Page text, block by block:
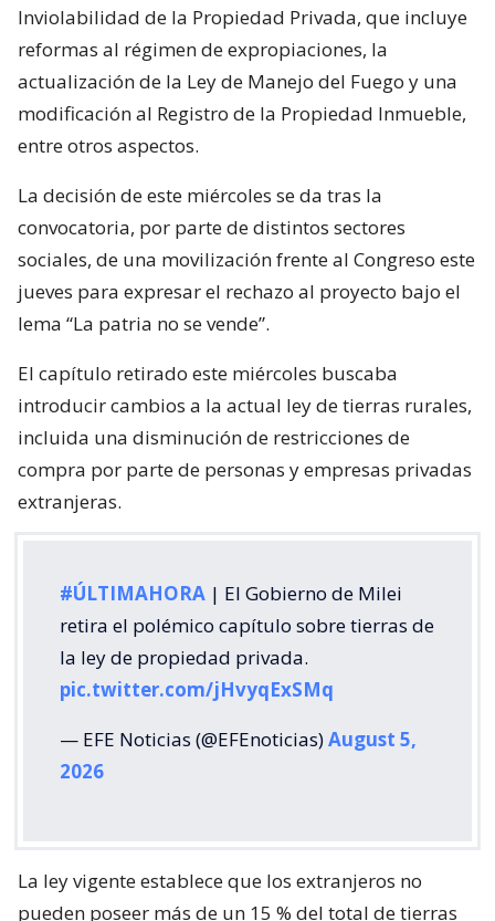
Inviolabilidad de la Propiedad Privada, que incluye
reformas al régimen de expropiaciones, la
actualización de la Ley de Manejo del Fuego y una
modificación al Registro de la Propiedad Inmueble,
entre otros aspectos.
La decisión de este miércoles se da tras la
convocatoria, por parte de distintos sectores
sociales, de una movilización frente al Congreso este
jueves para expresar el rechazo al proyecto bajo el
lema “La patria no se vende”.
El capítulo retirado este miércoles buscaba
introducir cambios a la actual ley de tierras rurales,
incluida una disminución de restricciones de
compra por parte de personas y empresas privadas
extranjeras.
#ÚLTIMAHORA | El Gobierno de Milei
retira el polémico capítulo sobre tierras de
la ley de propiedad privada.
pic.twitter.com/jHvyqExSMq
— EFE Noticias (@EFEnoticias)August 5,
2026
La ley vigente establece que los extranjeros no
pueden poseer más de un 15 % del total de tierras